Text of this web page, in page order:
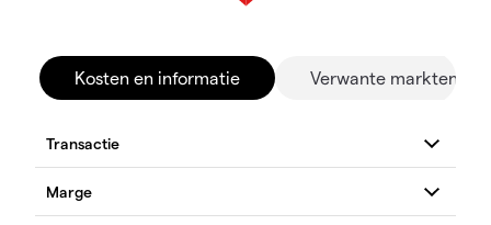
Kosten en informatie Verwante markten